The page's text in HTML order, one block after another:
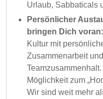
Urlaub, Sabbaticals
Persönlicher
bringen Dich voran:
Kultur mit
Zusammenarbeit
Möglichkeit zum
Wir sind weit mehr